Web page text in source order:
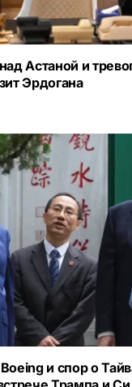
Астаной и
Эрдогана
и спор о